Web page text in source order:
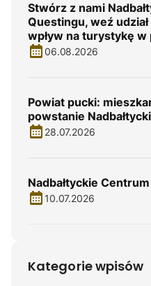
Stwórz z nami
Questingu, weź
wpływ na turystykę
06.08.2026
Powiat pucki:
powstanie
28.07.2026
Nadbałtyckie
10.07.2026
Kategorie wpisów